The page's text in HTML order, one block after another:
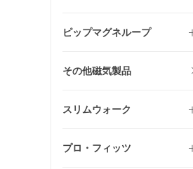
ピップマグネループ
その他磁気製品
スリムウォーク
プロ・フィッツ